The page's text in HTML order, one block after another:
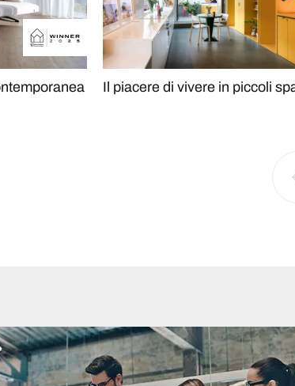
Il piacere di vivere in piccoli